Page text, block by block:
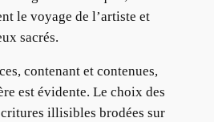
le voyage de l’artiste et
sacrés.
contenant et contenues,
est évidente. Le choix des
illisibles brodées sur